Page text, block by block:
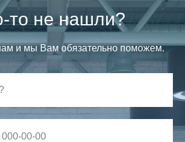
то не нашли?
и мы Вам обязательно поможем.